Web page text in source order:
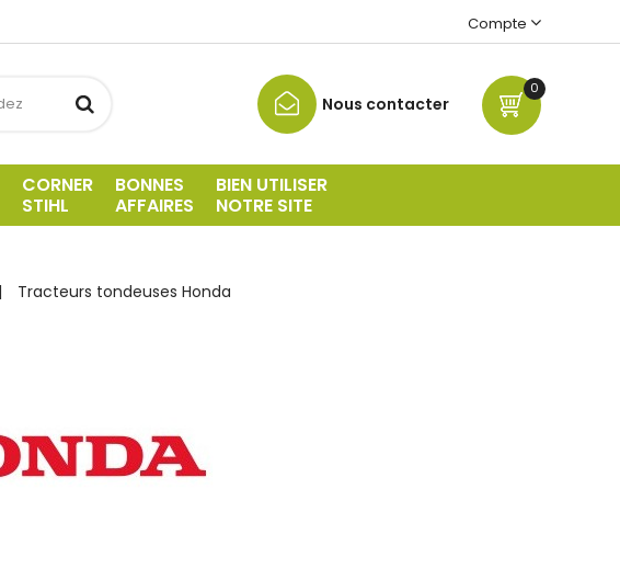
Compte
0
Nous contacter
CORNER
STIHL
BONNES
AFFAIRES
BIEN UTILISER
NOTRE SITE
Tracteurs tondeuses Honda